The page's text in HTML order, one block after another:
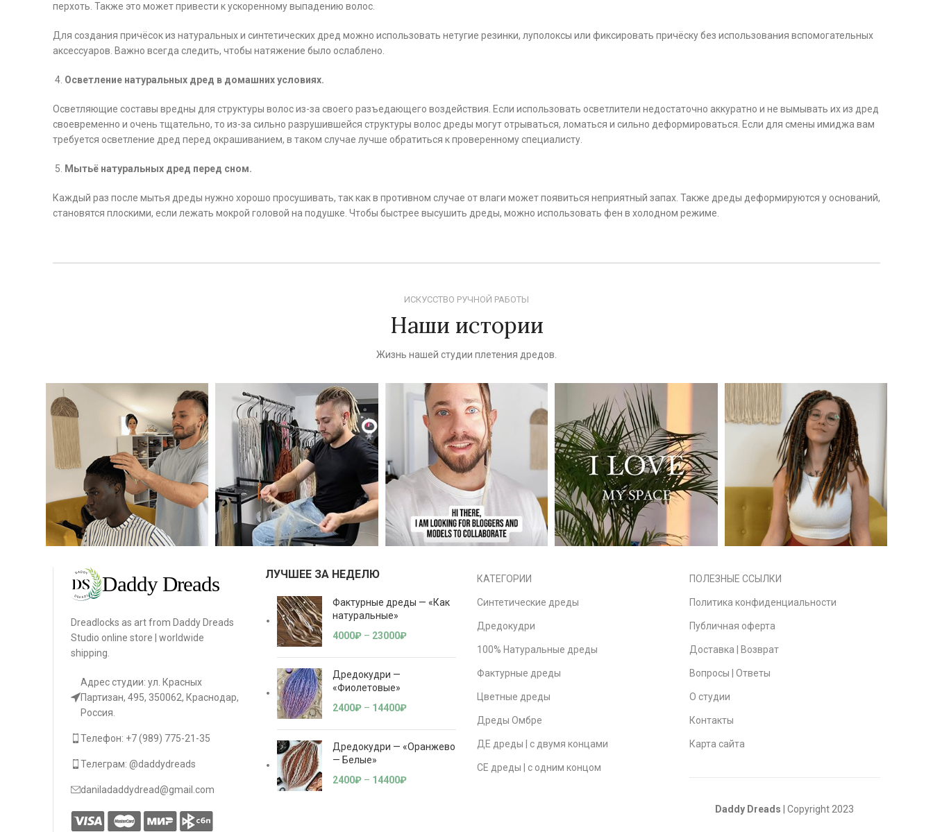
перхоть. Также это может привести к ускоренному выпадению волос.
Для создания причёсок из натуральных и синтетических дред можно использовать нетугие резинки, луполоксы или фиксировать причёску без использования вспомогательных
аксессуаров. Важно всегда следить, чтобы натяжение было ослаблено.
Осветление натуральных дред в домашних условиях.
Осветляющие составы вредны для структуры волос из-за своего разъедающего воздействия. Если использовать осветлители недостаточно аккуратно и не вымывать их из дред
своевременно и очень тщательно, то из-за сильно разрушившейся структуры волос дреды могут отрываться, ломаться и сильно деформироваться. Если для смены имиджа вам
требуется осветление дред перед окрашиванием, в таком случае лучше обратиться к проверенному специалисту.
Мытьё натуральных дред перед сном.
Каждый раз после мытья дреды нужно хорошо просушивать, так как в противном случае от влаги может появиться неприятный запах. Также дреды деформируются у оснований,
становятся плоскими, если лежать мокрой головой на подушке. Чтобы быстрее высушить дреды, можно использовать фен в холодном режиме.
ИСКУССТВО РУЧНОЙ РАБОТЫ
Наши истории
Жизнь нашей студии плетения дредов.
Dreadlocks as art from Daddy Dreads
Studio online store | worldwide
shipping.
Адрес студии: ул. Красных
Партизан, 495, 350062, Краснодар,
Россия.
Телефон: +7 (989) 775-21-35
Телеграм: @daddydreads
daniladaddydread@gmail.com
ЛУЧШЕЕ ЗА НЕДЕЛЮ
Фактурные дреды — «Как
натуральные»
4000₽ – 23000₽
Дредокудри —
«Фиолетовые»
2400₽ – 14400₽
Дредокудри — «Оранжево
— Белые»
2400₽ – 14400₽
КАТЕГОРИИ
Синтетические дреды
Дредокудри
100% Натуральные дреды
Фактурные дреды
Цветные дреды
Дреды Омбре
ДЕ дреды | с двумя концами
СЕ дреды | с одним концом
ПОЛЕЗНЫЕ ССЫЛКИ
Политика конфиденциальности
Публичная оферта
Доставка | Возврат
Вопросы | Ответы
О студии
Контакты
Карта сайта
Daddy Dreads | Copyright 2023